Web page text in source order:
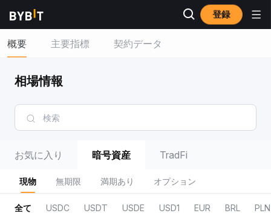
登録
概要 主要指標 契約データ
相場情報
お気に入り 暗号資産 TradFi
現物 無期限 満期あり オプション
全て USDC USDT USDE USD1 EUR BRL PLN